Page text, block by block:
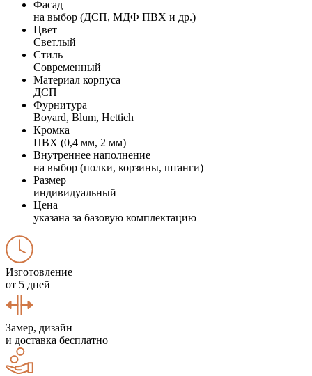
Фасад
на выбор (ДСП, МДФ ПВХ и др.)
Цвет
Светлый
Стиль
Современный
Материал корпуса
ДСП
Фурнитура
Boyard, Blum, Hettich
Кромка
ПВХ (0,4 мм, 2 мм)
Внутреннее наполнение
на выбор (полки, корзины, штанги)
Размер
индивидуальный
Цена
указана за базовую комплектацию
Изготовление
от 5 дней
Замер, дизайн
и доставка бесплатно